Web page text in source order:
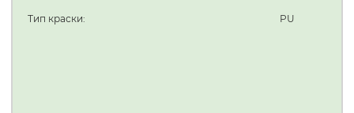
Тип краски: PU